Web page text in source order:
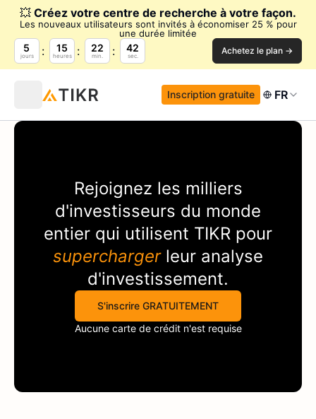
💥 Créez votre centre de recherche à votre façon.
Les nouveaux utilisateurs sont invités à économiser 25 % pour
une durée limitée
5
jours
15
heures
22
min.
41
sec. Achetez le plan →
Inscription gratuite FR
Rejoignez les milliers
d'investisseurs du monde
entier qui utilisent TIKR pour
superchargerleur analyse
d'investissement.
S'inscrire GRATUITEMENT
Aucune carte de crédit n'est requise